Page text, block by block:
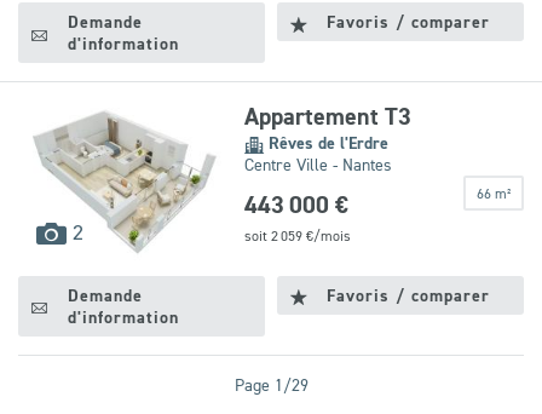
Demande
d'information
Favoris / comparer
2 images
disponibles
Appartement T3
Rêves de l'Erdre
Centre Ville - Nantes
66 m²
443 000 €
soit 2 059€/mois
Demande
d'information
Favoris / comparer
Page 1/29